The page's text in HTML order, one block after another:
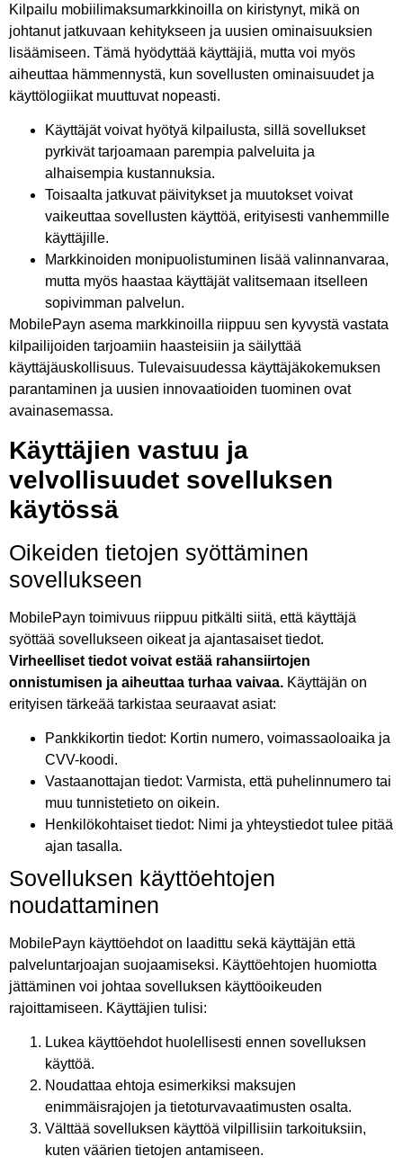
Kilpailu mobiilimaksumarkkinoilla on kiristynyt, mikä on
johtanut jatkuvaan kehitykseen ja uusien ominaisuuksien
lisäämiseen. Tämä hyödyttää käyttäjiä, mutta voi myös
aiheuttaa hämmennystä, kun sovellusten ominaisuudet ja
käyttölogiikat muuttuvat nopeasti.
Käyttäjät voivat hyötyä kilpailusta, sillä sovellukset
pyrkivät tarjoamaan parempia palveluita ja
alhaisempia kustannuksia.
Toisaalta jatkuvat päivitykset ja muutokset voivat
vaikeuttaa sovellusten käyttöä, erityisesti vanhemmille
käyttäjille.
Markkinoiden monipuolistuminen lisää valinnanvaraa,
mutta myös haastaa käyttäjät valitsemaan itselleen
sopivimman palvelun.
MobilePayn asema markkinoilla riippuu sen kyvystä vastata
kilpailijoiden tarjoamiin haasteisiin ja säilyttää
käyttäjäuskollisuus. Tulevaisuudessa käyttäjäkokemuksen
parantaminen ja uusien innovaatioiden tuominen ovat
avainasemassa.
Käyttäjien vastuu ja
velvollisuudet sovelluksen
käytössä
Oikeiden tietojen syöttäminen
sovellukseen
MobilePayn toimivuus riippuu pitkälti siitä, että käyttäjä
syöttää sovellukseen oikeat ja ajantasaiset tiedot.
Virheelliset tiedot voivat estää rahansiirtojen
onnistumisen ja aiheuttaa turhaa vaivaa. Käyttäjän on
erityisen tärkeää tarkistaa seuraavat asiat:
Pankkikortin tiedot: Kortin numero, voimassaoloaika ja
CVV-koodi.
Vastaanottajan tiedot: Varmista, että puhelinnumero tai
muu tunnistetieto on oikein.
Henkilökohtaiset tiedot: Nimi ja yhteystiedot tulee pitää
ajan tasalla.
Sovelluksen käyttöehtojen
noudattaminen
MobilePayn käyttöehdot on laadittu sekä käyttäjän että
palveluntarjoajan suojaamiseksi. Käyttöehtojen huomiotta
jättäminen voi johtaa sovelluksen käyttöoikeuden
rajoittamiseen. Käyttäjien tulisi:
Lukea käyttöehdot huolellisesti ennen sovelluksen
käyttöä.
Noudattaa ehtoja esimerkiksi maksujen
enimmäisrajojen ja tietoturvavaatimusten osalta.
Välttää sovelluksen käyttöä vilpillisiin tarkoituksiin,
kuten väärien tietojen antamiseen.